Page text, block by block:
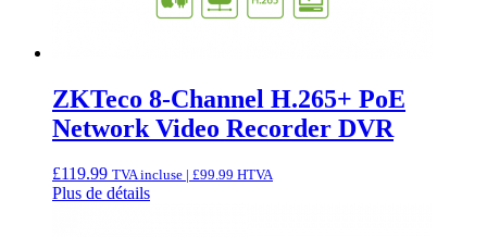
ZKTeco 8-Channel H.265+ PoE
Network Video Recorder DVR
£119.99 TVA incluse | £99.99 HTVA
Plus de détails